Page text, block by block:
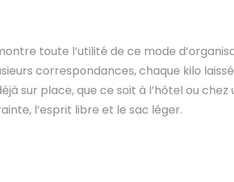
toute l’utilité de ce mode
correspondances, chaque kilo
sur place, que ce soit à l’hôtel ou chez
l’esprit libre et le sac léger.